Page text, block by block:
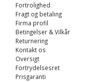
Fortrolighed
Fragt og betaling
Firma profil
Betingelser & Vilkår
Returnering
Kontakt os
Oversigt
Fortrydelsesret
Prisgaranti